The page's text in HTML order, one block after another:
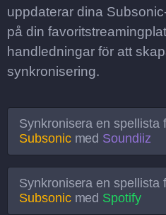
uppdaterar dina
på din
handledningar för att
synkronisering.
Synkronisera en spellista
Subsonicmed Soundiiz
Synkronisera en spellista
Subsonicmed Spotify